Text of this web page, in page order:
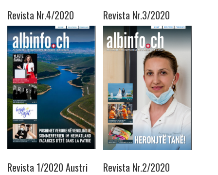
Revista Nr.4/2020 Revista Nr.3/2020
Revista 1/2020 Austri Revista Nr.2/2020